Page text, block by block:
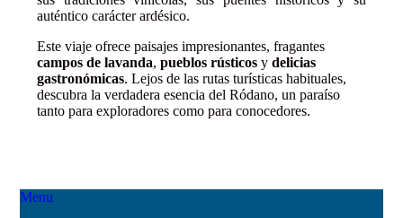
auténtico carácter ardésico.
Este viaje ofrece paisajes impresionantes, fragantes
campos de lavanda, pueblos rústicosy delicias
gastronómicas. Lejos de las rutas turísticas habituales,
descubra la verdadera esencia del Ródano, un paraíso
tanto para exploradores como para conocedores.
Menu